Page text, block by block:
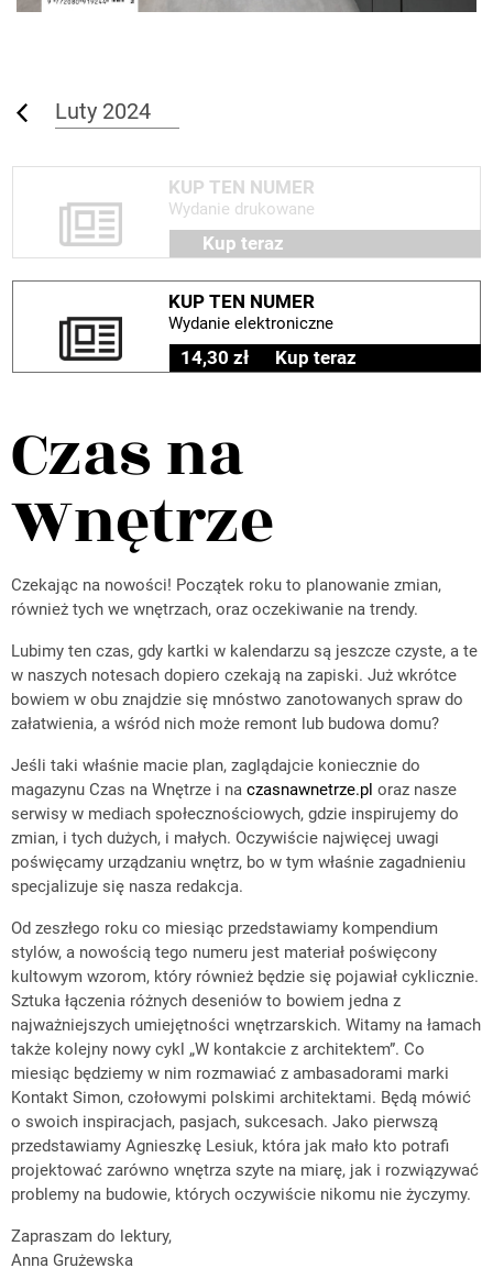
Luty 2024
KUP TEN NUMER
Wydanie drukowane
Kup teraz
KUP TEN NUMER
Wydanie elektroniczne
14,30 zł Kup teraz
Czas na
Wnętrze
Czekając na nowości! Początek roku to planowanie zmian,
również tych we wnętrzach, oraz oczekiwanie na trendy.
Lubimy ten czas, gdy kartki w kalendarzu są jeszcze czyste, a te
w naszych notesach dopiero czekają na zapiski. Już wkrótce
bowiem w obu znajdzie się mnóstwo zanotowanych spraw do
załatwienia, a wśród nich może remont lub budowa domu?
Jeśli taki właśnie macie plan, zaglądajcie koniecznie do
magazynu Czas na Wnętrze i na czasnawnetrze.pl oraz nasze
serwisy w mediach społecznościowych, gdzie inspirujemy do
zmian, i tych dużych, i małych. Oczywiście najwięcej uwagi
poświęcamy urządzaniu wnętrz, bo w tym właśnie zagadnieniu
specjalizuje się nasza redakcja.
Od zeszłego roku co miesiąc przedstawiamy kompendium
stylów, a nowością tego numeru jest materiał poświęcony
kultowym wzorom, który również będzie się pojawiał cyklicznie.
Sztuka łączenia różnych deseniów to bowiem jedna z
najważniejszych umiejętności wnętrzarskich. Witamy na łamach
także kolejny nowy cykl „W kontakcie z architektem”. Co
miesiąc będziemy w nim rozmawiać z ambasadorami marki
Kontakt Simon, czołowymi polskimi architektami. Będą mówić
o swoich inspiracjach, pasjach, sukcesach. Jako pierwszą
przedstawiamy Agnieszkę Lesiuk, która jak mało kto potrafi
projektować zarówno wnętrza szyte na miarę, jak i rozwiązywać
problemy na budowie, których oczywiście nikomu nie życzymy.
Zapraszam do lektury,
Anna Grużewska